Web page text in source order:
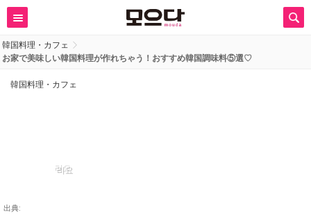
韓国料理・カフェ
お家で美味しい韓国料理が作れちゃう！おすすめ韓国調味料⑤選♡
韓国料理・カフェ
리요
出典: